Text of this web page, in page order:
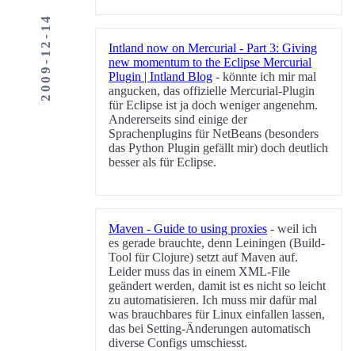
2009-12-14
Intland now on Mercurial - Part 3: Giving
new momentum to the Eclipse Mercurial
Plugin | Intland Blog - könnte ich mir mal
angucken, das offizielle Mercurial-Plugin
für Eclipse ist ja doch weniger angenehm.
Andererseits sind einige der
Sprachenplugins für NetBeans (besonders
das Python Plugin gefällt mir) doch deutlich
besser als für Eclipse.
Maven - Guide to using proxies - weil ich
es gerade brauchte, denn Leiningen (Build-
Tool für Clojure) setzt auf Maven auf.
Leider muss das in einem XML-File
geändert werden, damit ist es nicht so leicht
zu automatisieren. Ich muss mir dafür mal
was brauchbares für Linux einfallen lassen,
das bei Setting-Änderungen automatisch
diverse Configs umschiesst.